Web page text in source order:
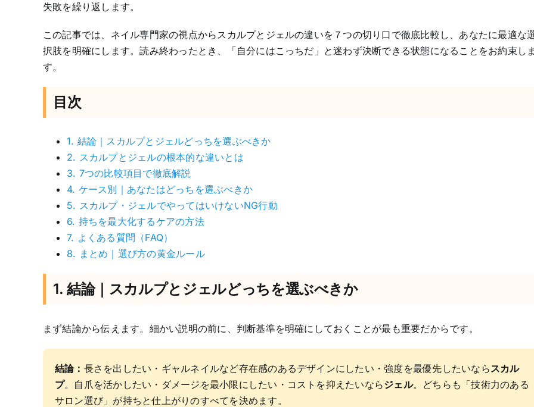
失敗を繰り返します。
この記事では、ネイル専門家の視点からスカルプとジェルの違いを７つの切り口で徹底比較し、あなたに最適な
択肢を明確にします。読み終わったとき、「自分にはこっちだ」と迷わず決断できる状態になることをお約束しま
す。
目次
1. 結論｜スカルプとジェルどっちを選ぶべきか
2. スカルプとジェルの根本的な違いとは
3. 7つの比較項目で徹底解説
4. ケース別｜あなたはどっちを選ぶべきか
5. スカルプ・ジェルでやってはいけないNG行動
6. 持ちを最大化するケアの方法
7. よくある質問（FAQ）
8. まとめ｜選び方の黄金ルール
1. 結論｜スカルプとジェルどっちを選ぶべきか
まず結論から伝えます。細かい説明の前に、判断基準を明確にしておくことが最も重要だからです。
結論： 長さを出したい・ギャルネイルなど存在感のあるデザインにしたい・強度を最優先したいなら スカル
プ。自爪を活かしたい・ダメージを最小限にしたい・コストを抑えたいならジェル。どちらも「技術力のある
サロン選び」が持ちと仕上がりのすべてを決めます。